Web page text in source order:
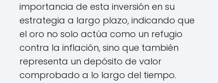
importancia de esta inversión en su
estrategia a largo plazo, indicando que
el oro no solo actúa como un refugio
contra la inflación, sino que también
representa un depósito de valor
comprobado a lo largo del tiempo.